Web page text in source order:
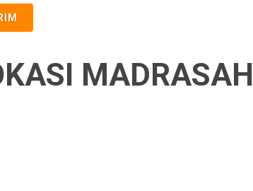
MADRASAH